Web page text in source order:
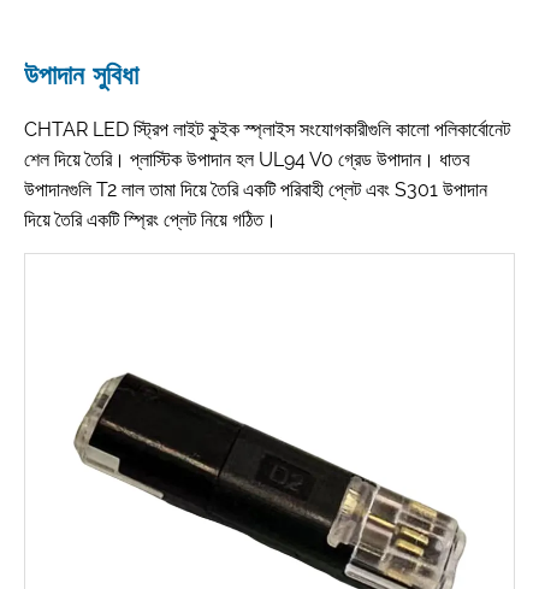
উপাদান সুবিধা
CHTAR LED স্ট্রিপ লাইট কুইক স্প্লাইস সংযোগকারীগুলি কালো পলিকার্বোনেট
শেল দিয়ে তৈরি। প্লাস্টিক উপাদান হল UL94 V0 গ্রেড উপাদান। ধাতব
উপাদানগুলি T2 লাল তামা দিয়ে তৈরি একটি পরিবাহী প্লেট এবং S301 উপাদান
দিয়ে তৈরি একটি স্প্রিং প্লেট নিয়ে গঠিত।